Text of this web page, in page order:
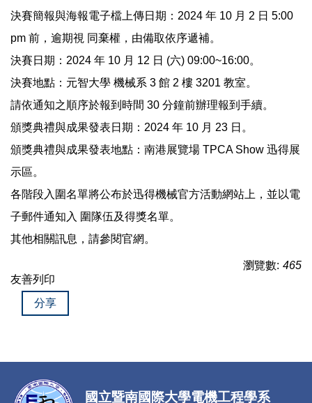
決賽簡報與海報電子檔上傳日期：2024 年 10 月 2 日 5:00
pm 前，逾期視 同棄權，由備取依序遞補。
決賽日期：2024 年 10 月 12 日 (六) 09:00~16:00。
決賽地點：元智大學 機械系 3 館 2 樓 3201 教室。
請依通知之順序於報到時間 30 分鐘前辦理報到手續。
頒獎典禮與成果發表日期：2024 年 10 月 23 日。
頒獎典禮與成果發表地點：南港展覽場 TPCA Show 迅得展
示區。
各階段入圍名單將公布於迅得機械官方活動網站上，並以電
子郵件通知入 圍隊伍及得獎名單。
其他相關訊息，請參閱官網。
瀏覽數: 465
友善列印
分享
國立暨南國際大學電機工程學系